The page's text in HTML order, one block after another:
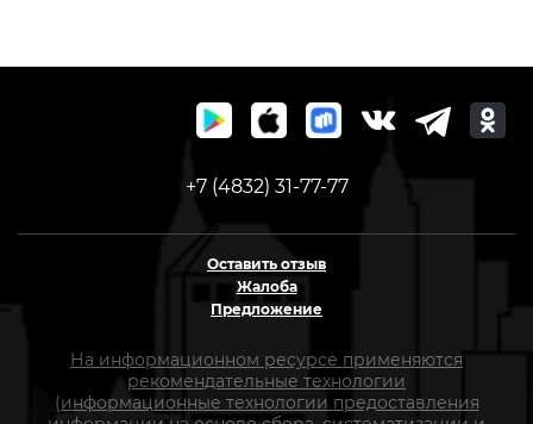
+7 (4832) 31-77-77
Оставить отзыв
Жалоба
Предложение
На информационном ресурсе применяются
рекомендательные технологии
(информационные технологии предоставления